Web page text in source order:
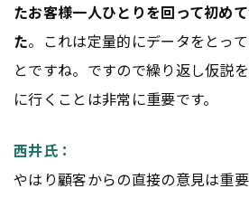
たお客様一人ひとりを回って初め
た。これは定量的にデータをとっ
とですね。ですので繰り返し仮説
に行くことは非常に重要です。
西井氏：
やはり顧客からの直接の意見は重